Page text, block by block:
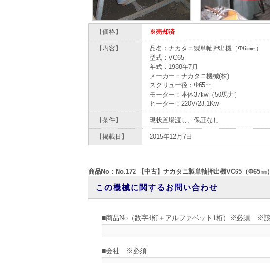
【価格】 ※売却済
【内容】
品名：ナカタニ製単軸押出機（Φ65㎜）
型式：VC65
年式：1988年7月
メーカー：ナカタニ機械(株)
スクリュー径：Φ65㎜
モーター：本体37kw（50馬力）
ヒーター：220V/28.1Kw
【条件】 現状置場渡し、保証なし
【掲載日】 2015年12月7日
商品No：No.172 【中古】ナカタニ製単軸押出機VC65（Φ65㎜）
この機械に関するお問い合わせ